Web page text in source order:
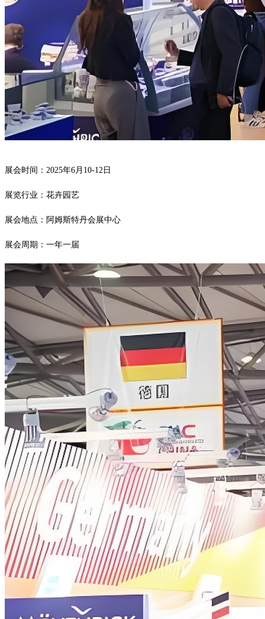
展会时间： 2025年6月10-12日
展览行业：花卉园艺
展会地点：阿姆斯特丹会展中心
展会周期：一年一届